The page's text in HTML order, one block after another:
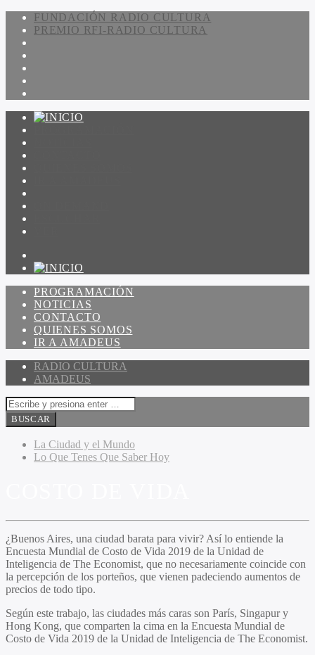
FUNDACIÓN RADIO CULTURA
PREMIO RFI-RADIO CULTURA
PROGRAMACIÓN
NOTICIAS
CONTACTO
QUIENES SOMOS
IR A AMADEUS
RADIO CULTURA
AMADEUS
La Ciudad y el Mundo
Lo Que Tenes Que Saber Hoy
¿Buenos Aires, una ciudad barata para vivir? Así lo entiende la
Encuesta Mundial de Costo de Vida 2019 de la Unidad de
Inteligencia de The Economist, que no necesariamente coincide con
la percepción de los porteños, que vienen padeciendo aumentos de
precios de todo tipo.
Según este trabajo, las ciudades más caras son París, Singapur y
Hong Kong, que comparten la cima en la Encuesta Mundial de
Costo de Vida 2019 de la Unidad de Inteligencia de The Economist.